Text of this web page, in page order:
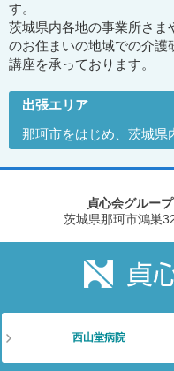
す。
茨城県内各地の事業所さま
のお住まいの地域での介護
講座を承っております。
出張エリア
那珂市をはじめ、茨城県
貞心会グルー
茨城県那珂市鴻巣
西山堂病院